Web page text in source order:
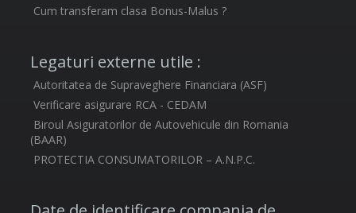
Cum transferam clasa Bonus-Malus ?
Legaturi externe utile :
Autoritatea de Supraveghere Financiara (ASF)
Verificare asigurare RCA - CEDAM
Biroul Asiguratorilor de Autovehicule din Romania
(BAAR)
PROTECTIA CONSUMATORILOR – A.N.P.C.